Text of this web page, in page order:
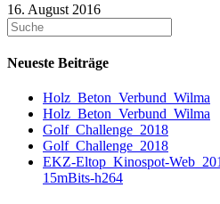
16. August 2016
Neueste Beiträge
Holz_Beton_Verbund_Wilma
Holz_Beton_Verbund_Wilma
Golf_Challenge_2018
Golf_Challenge_2018
EKZ-Eltop_Kinospot-
15mBits-h264